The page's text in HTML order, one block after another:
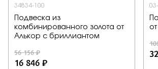
34834-100
Подвеска из
комбинированного золота от
Алькор с бриллиантом
56 156 ₽
16 846 ₽